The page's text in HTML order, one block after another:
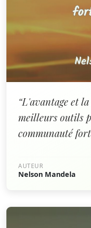
“L'avantage et
meilleurs outils
communauté
AUTEUR
Nelson Mandela